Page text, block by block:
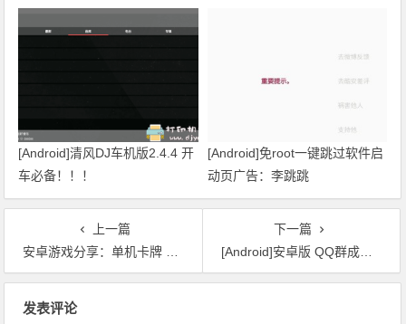
特效随便用
[Android]清风DJ车机版2.4.4 开
车必备！！！
[Android]免root一键跳过软件启
动页广告：李跳跳
上一篇
安卓游戏分享：单机卡牌 葫芦娃
下一篇
[Android]安卓版 QQ群成员提取器，可导出为txt文本
发表评论